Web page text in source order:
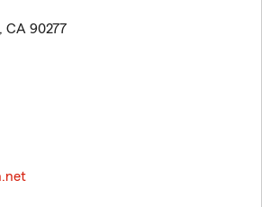
, CA 90277